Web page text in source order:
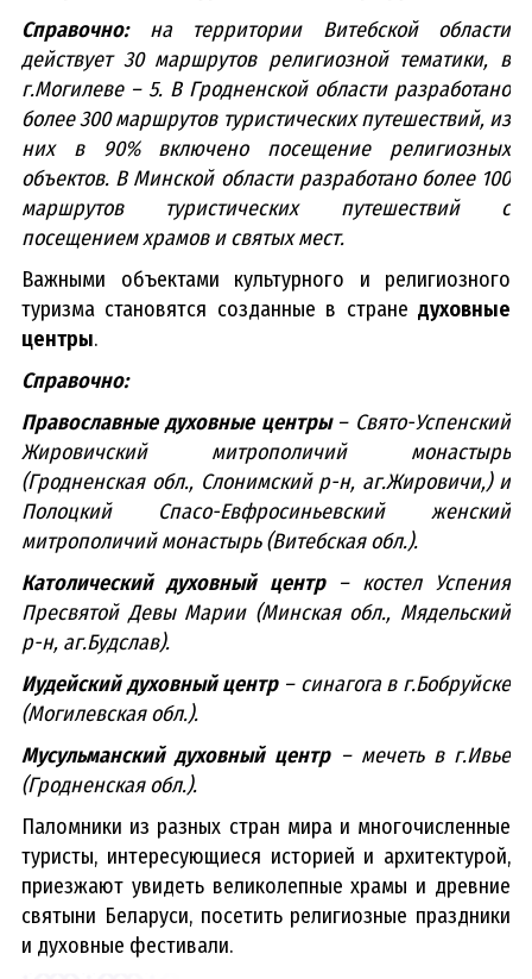
Справочно: на территории Витебской области
действует 30 маршрутов религиозной тематики, в
г.Могилеве – 5. В Гродненской области разработано
более 300 маршрутов туристических путешествий, из
них в 90% включено посещение религиозных
объектов. В Минской области разработано более 100
маршрутов туристических путешествий с
посещением храмов и святых мест.
Важными объектами культурного и религиозного
туризма становятся созданные в стране духовные
центры.
Справочно:
Православные духовные центры– Свято-Успенский
Жировичский митрополичий монастырь
(Гродненская обл., Слонимский р-н, аг.Жировичи,) и
Полоцкий Спасо-Евфросиньевский женский
митрополичий монастырь (Витебская обл.).
Католический духовный центр– костел Успения
Пресвятой Девы Марии (Минская обл., Мядельский
р-н, аг.Будслав).
Иудейский духовный центр– синагога в г.Бобруйске
(Могилевская обл.).
Мусульманский духовный центр– мечеть в г.Ивье
(Гродненская обл.).
Паломники из разных стран мира и многочисленные
туристы, интересующиеся историей и архитектурой,
приезжают увидеть великолепные храмы и древние
святыни Беларуси, посетить религиозные праздники
и духовные фестивали.